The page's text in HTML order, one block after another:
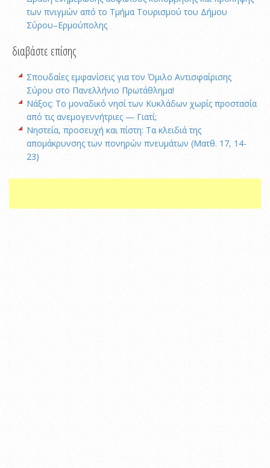
των πνιγμών από το Τμήμα Τουρισμού του Δήμου
Σύρου–Ερμούπολης
διαβάστε επίσης
Σπουδαίες εμφανίσεις για τον Όμιλο Αντισφαίρισης
Σύρου στο Πανελλήνιο Πρωτάθλημα!
Νάξος: Το μοναδικό νησί των Κυκλάδων χωρίς προστασία
από τις ανεμογεννήτριες — Γιατί;
Νηστεία, προσευχή και πίστη: Τα κλειδιά της
απομάκρυνσης των πονηρών πνευμάτων (Ματθ. 17, 14-
23)